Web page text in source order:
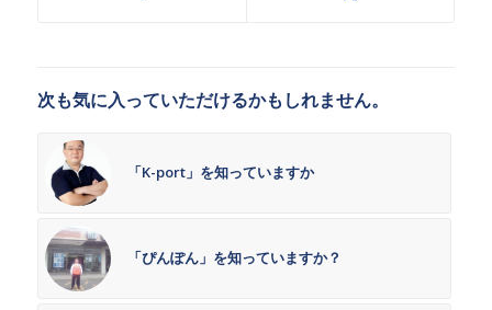
次も気に入っていただけるかもしれません。
「K-port」を知っていますか
「ぴんぽん」を知っていますか？